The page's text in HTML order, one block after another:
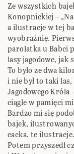
Ze wszystkich
Konopnickiej –
a ilustracje w tej
wyobraźnię.
parolatka u Babci
lasy jagodowe, jak
To było ze dwa
i nie był to taki
Jagodowego Króla
ciągle w pamięci
Bardzo mi się
bajek,
cacka, te ilustracje.
Potem przyszedł